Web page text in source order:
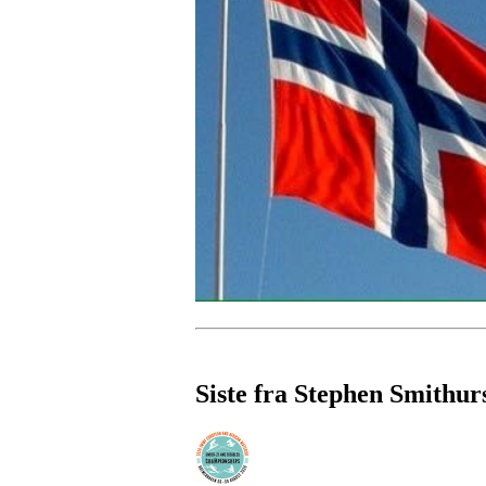
Siste fra Stephen